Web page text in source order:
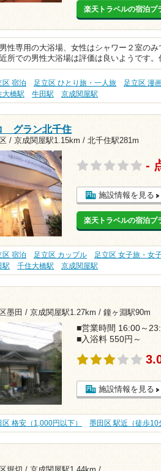
楽天トラベルの宿泊プ
男性専用の大浴場、女性はシャワー２室の
近所での男性大浴場は評価は良いようです
区 宿泊 足立区 ひとり旅・一人旅 足立区 漫
大橋駅
牛田駅 京成関屋駅
グラン北千住
/ 京成関屋駅1.15km / 北千住駅281m
-
施設情報を見る
楽天トラベルの宿泊プ
区 宿泊 足立区 カップル 足立区 女子旅・女
駅
千住大橋駅 京成関屋駅
墨田 / 京成関屋駅1.27km / 鐘ヶ淵駅90m
■営業時間 16:00～
■入浴料 550円～
施設情報を見る
区 格安（1,000円以下） 墨田区 駅近（徒歩10